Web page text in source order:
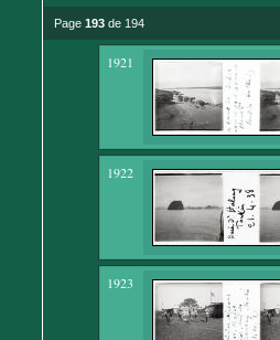
Page 193 de 194
1921
1922
1923